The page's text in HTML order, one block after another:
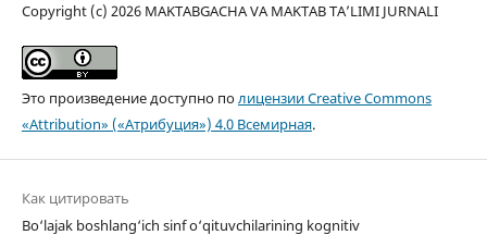
Copyright (c) 2026 MAKTABGACHA VA MAKTAB TA’LIMI JURNALI
Это произведение доступно полицензии Creative Commons
«Attribution» («Атрибуция») 4.0 Всемирная.
Как цитировать
Bo‘lajak boshlang‘ich sinf o‘qituvchilarining kognitiv